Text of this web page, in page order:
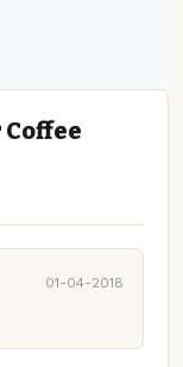
01-04-2018